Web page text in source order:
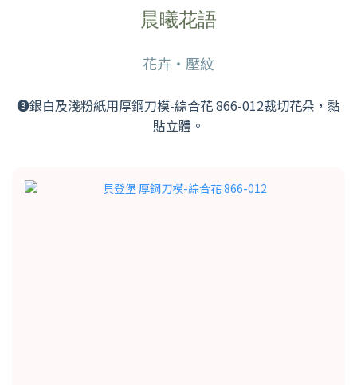
晨曦花語
花卉・壓紋
❸銀白及淺粉紙用厚鋼刀模-綜合花 866-012裁切花朵，黏
貼立體。